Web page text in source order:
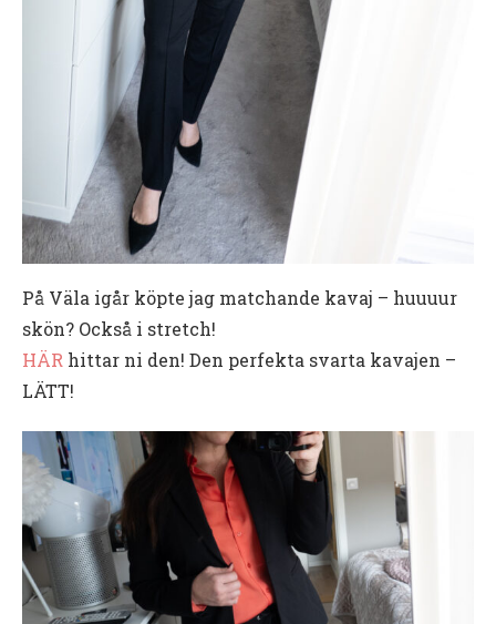
På Väla igår köpte jag matchande kavaj – huuuur
skön? Också i stretch!
HÄR hittar ni den! Den perfekta svarta kavajen –
LÄTT!